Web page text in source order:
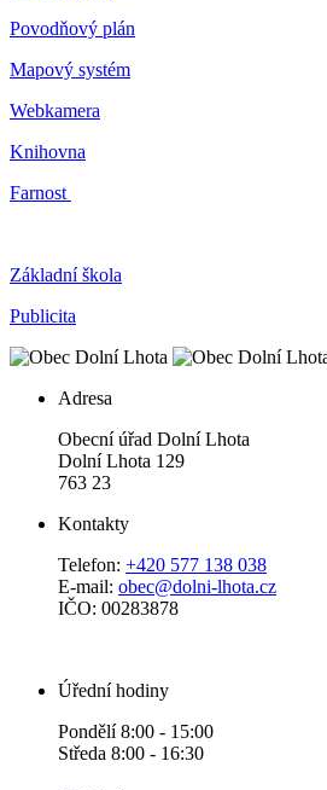
Povodňový plán
Mapový systém
Webkamera
Knihovna
Farnost
Základní škola
Publicita
Adresa
Obecní úřad Dolní Lhota
Dolní Lhota 129
763 23
Kontakty
Telefon: +420 577 138 038
E-mail: obec@dolni-lhota.cz
IČO: 00283878
Úřední hodiny
Pondělí 8:00 - 15:00
Středa 8:00 - 16:30